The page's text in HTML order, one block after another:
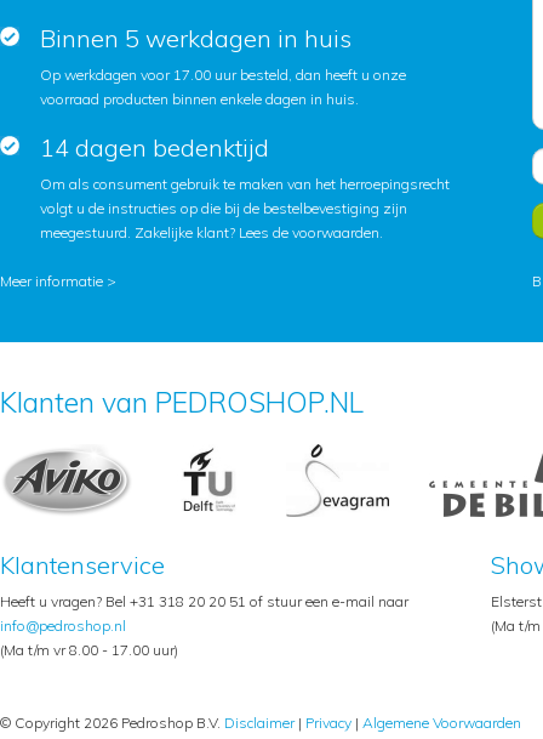
Binnen 5 werkdagen in huis
Op werkdagen voor 17.00 uur besteld, dan heeft u onze
voorraad producten binnen enkele dagen in huis.
14 dagen bedenktijd
Om als consument gebruik te maken van het herroepingsrecht
volgt u de instructies op die bij de bestelbevestiging zijn
meegestuurd. Zakelijke klant? Lees de voorwaarden.
Meer informatie >
Klanten van PEDROSHOP.NL
Klantenservice
Heeft u vragen? Bel +31 318 20 20 51 of stuur een e-mail naar
info@pedroshop.nl
(Ma t/m vr 8.00 - 17.00 uur)
(Ma t/
© Copyright 2026 Pedroshop B.V. Disclaimer| Privacy | Algemene Voorwaarden